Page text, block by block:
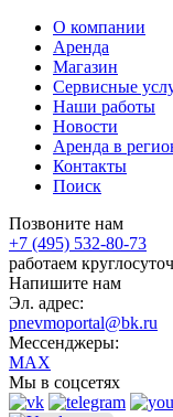
О компании
Аренда
Магазин
Сервисные
Наши работы
Новости
Аренда в
Контакты
Поиск
Позвоните нам
+7 (495) 532-80-73
работаем
Напишите нам
Эл. адрес:
pnevmoportal@bk.ru
Мессенджеры:
MAX
Мы в соцсетях